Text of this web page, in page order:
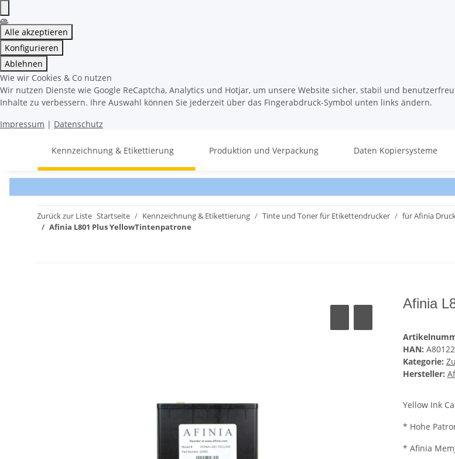
Alle akzeptieren
Konfigurieren
Ablehnen
Wie wir Cookies & Co nutzen
Wir nutzen Dienste wie Google ReCaptcha, Analytics und Hotjar, um unsere Website sicher, stabil und
Inhalte zu verbessern. Ihre Auswahl können Sie jederzeit über das Fingerabdruck-Symbol unten links ändern.
Impressum | Datenschutz
Kennzeichnung & Etikettierung Produktion und Verpackung Daten Kopiersysteme
Zurück zur Liste Startseite Kennzeichnung & Etikettierung Tinte und Toner für Etikettendrucker für Afinia
Afinia L801 Plus YellowTintenpatrone
Afinia
HAN: A80122
Kategorie:
Hersteller:
Yellow Ink
* Hohe
* Afinia